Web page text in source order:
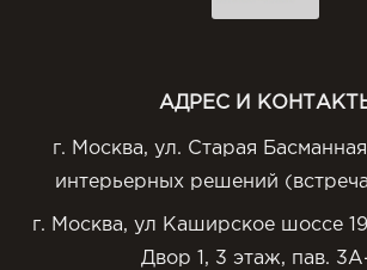
АДРЕС И
г. Москва, ул. Старая
интерьерных решений
г. Москва, ул Каширское шоссе
Двор 1, 3 этаж, пав.